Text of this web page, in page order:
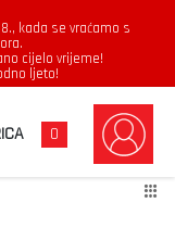
kada se vraćamo s
cijelo vrijeme!
ljeto!
0